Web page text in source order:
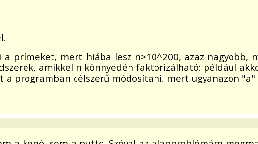
prímeket, mert hiába lesz n>10^200, azaz nagyobb,
amikkel n könnyedén faktorizálható: például
programban célszerű módosítani, mert ugyanazon